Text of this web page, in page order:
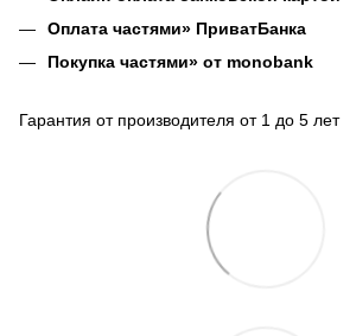
Оплата частями» ПриватБанка
Покупка частями» от monobank
Гарантия от производителя от 1 до 5 лет